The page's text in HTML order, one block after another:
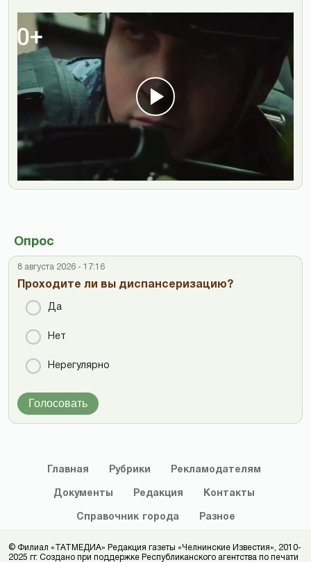
Опрос
8 августа 2026 - 17:16
Проходите ли вы диспансеризацию?
Да
Нет
Нерегулярно
Голосовать
Главная Рубрики Рекламодателям
Документы Редакция Контакты
Справочник города Разное
© Филиал «ТАТМЕДИА» Редакция газеты «Челнинские Известия», 2010-
2025 гг. Создано при поддержке Республиканского агентства по печати